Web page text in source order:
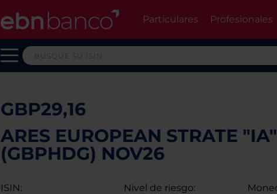
Particulares Profesionales
GBP29,16
ARES EUROPEAN STRATE "IA"
(GBPHDG) NOV26
ISIN: Nivel de riesgo: